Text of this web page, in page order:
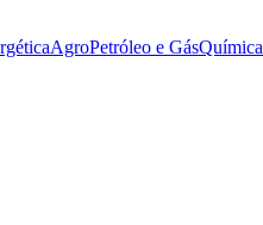
AgroPetróleo e GásQuímica